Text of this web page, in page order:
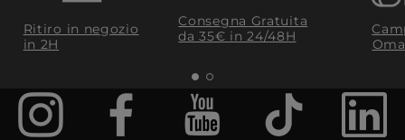
Ritiro in negozio
in 2H
Consegna Gratuita
da 35€​ in 24/48H